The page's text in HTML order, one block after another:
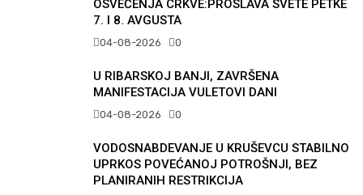
OSVEĆENJA CRKVE:PROSLAVA SVETE PETKE
7. I 8. AVGUSTA
04-08-2026 0
U RIBARSKOJ BANJI, ZAVRŠENA
MANIFESTACIJA VULETOVI DANI
04-08-2026 0
VODOSNABDEVANJE U KRUŠEVCU STABILNO
UPRKOS POVEĆANOJ POTROŠNJI, BEZ
PLANIRANIH RESTRIKCIJA